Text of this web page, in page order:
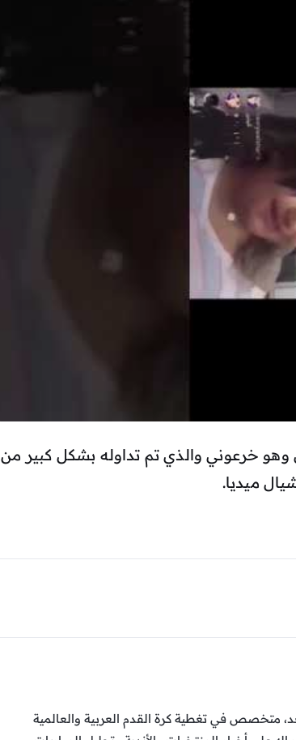
خرعوني والذي تم تداوله بشكل كبير من
ميديا.
متخصص في تغطية كرة القدم العربية والعالمية